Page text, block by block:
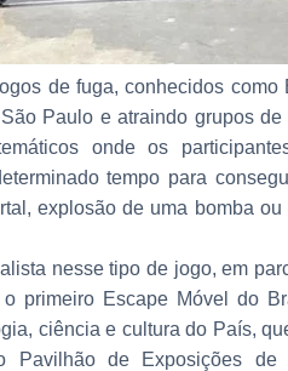
de fuga, conhecidos como
Paulo e atraindo grupos
onde os
tempo para
explosão de uma bomba
nesse tipo de jogo, em
primeiro Escape Móvel do
ciência e cultura do País,
Pavilhão de Exposições de